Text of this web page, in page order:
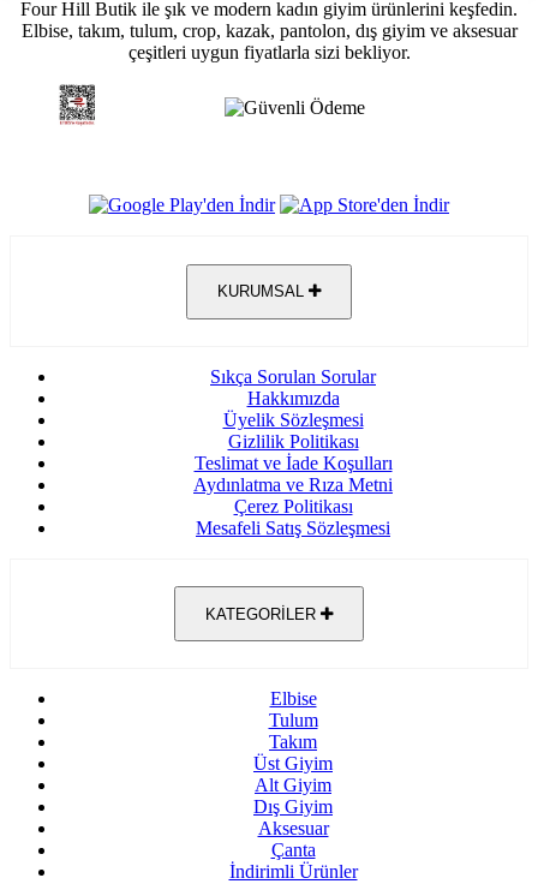
Four Hill Butik ile şık ve modern kadın giyim ürünlerini keşfedin.
Elbise, takım, tulum, crop, kazak, pantolon, dış giyim ve aksesuar
çeşitleri uygun fiyatlarla sizi bekliyor.
KURUMSAL
Sıkça Sorulan Sorular
Hakkımızda
Üyelik Sözleşmesi
Gizlilik Politikası
Teslimat ve İade Koşulları
Aydınlatma ve Rıza Metni
Çerez Politikası
Mesafeli Satış Sözleşmesi
KATEGORİLER
Elbise
Tulum
Takım
Üst Giyim
Alt Giyim
Dış Giyim
Aksesuar
Çanta
İndirimli Ürünler